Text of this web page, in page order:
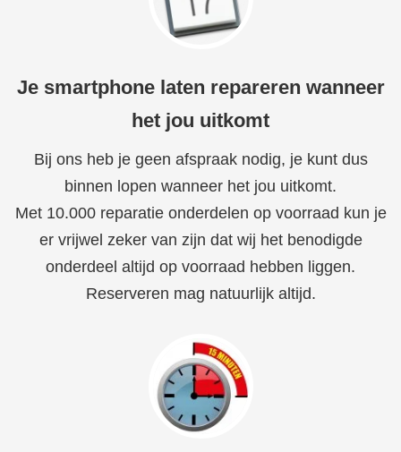
Je smartphone laten repareren wanneer
het jou uitkomt
Bij ons heb je geen afspraak nodig, je kunt dus
binnen lopen wanneer het jou uitkomt.
Met 10.000 reparatie onderdelen op voorraad kun je
er vrijwel zeker van zijn dat wij het benodigde
onderdeel altijd op voorraad hebben liggen.
Reserveren mag natuurlijk altijd.